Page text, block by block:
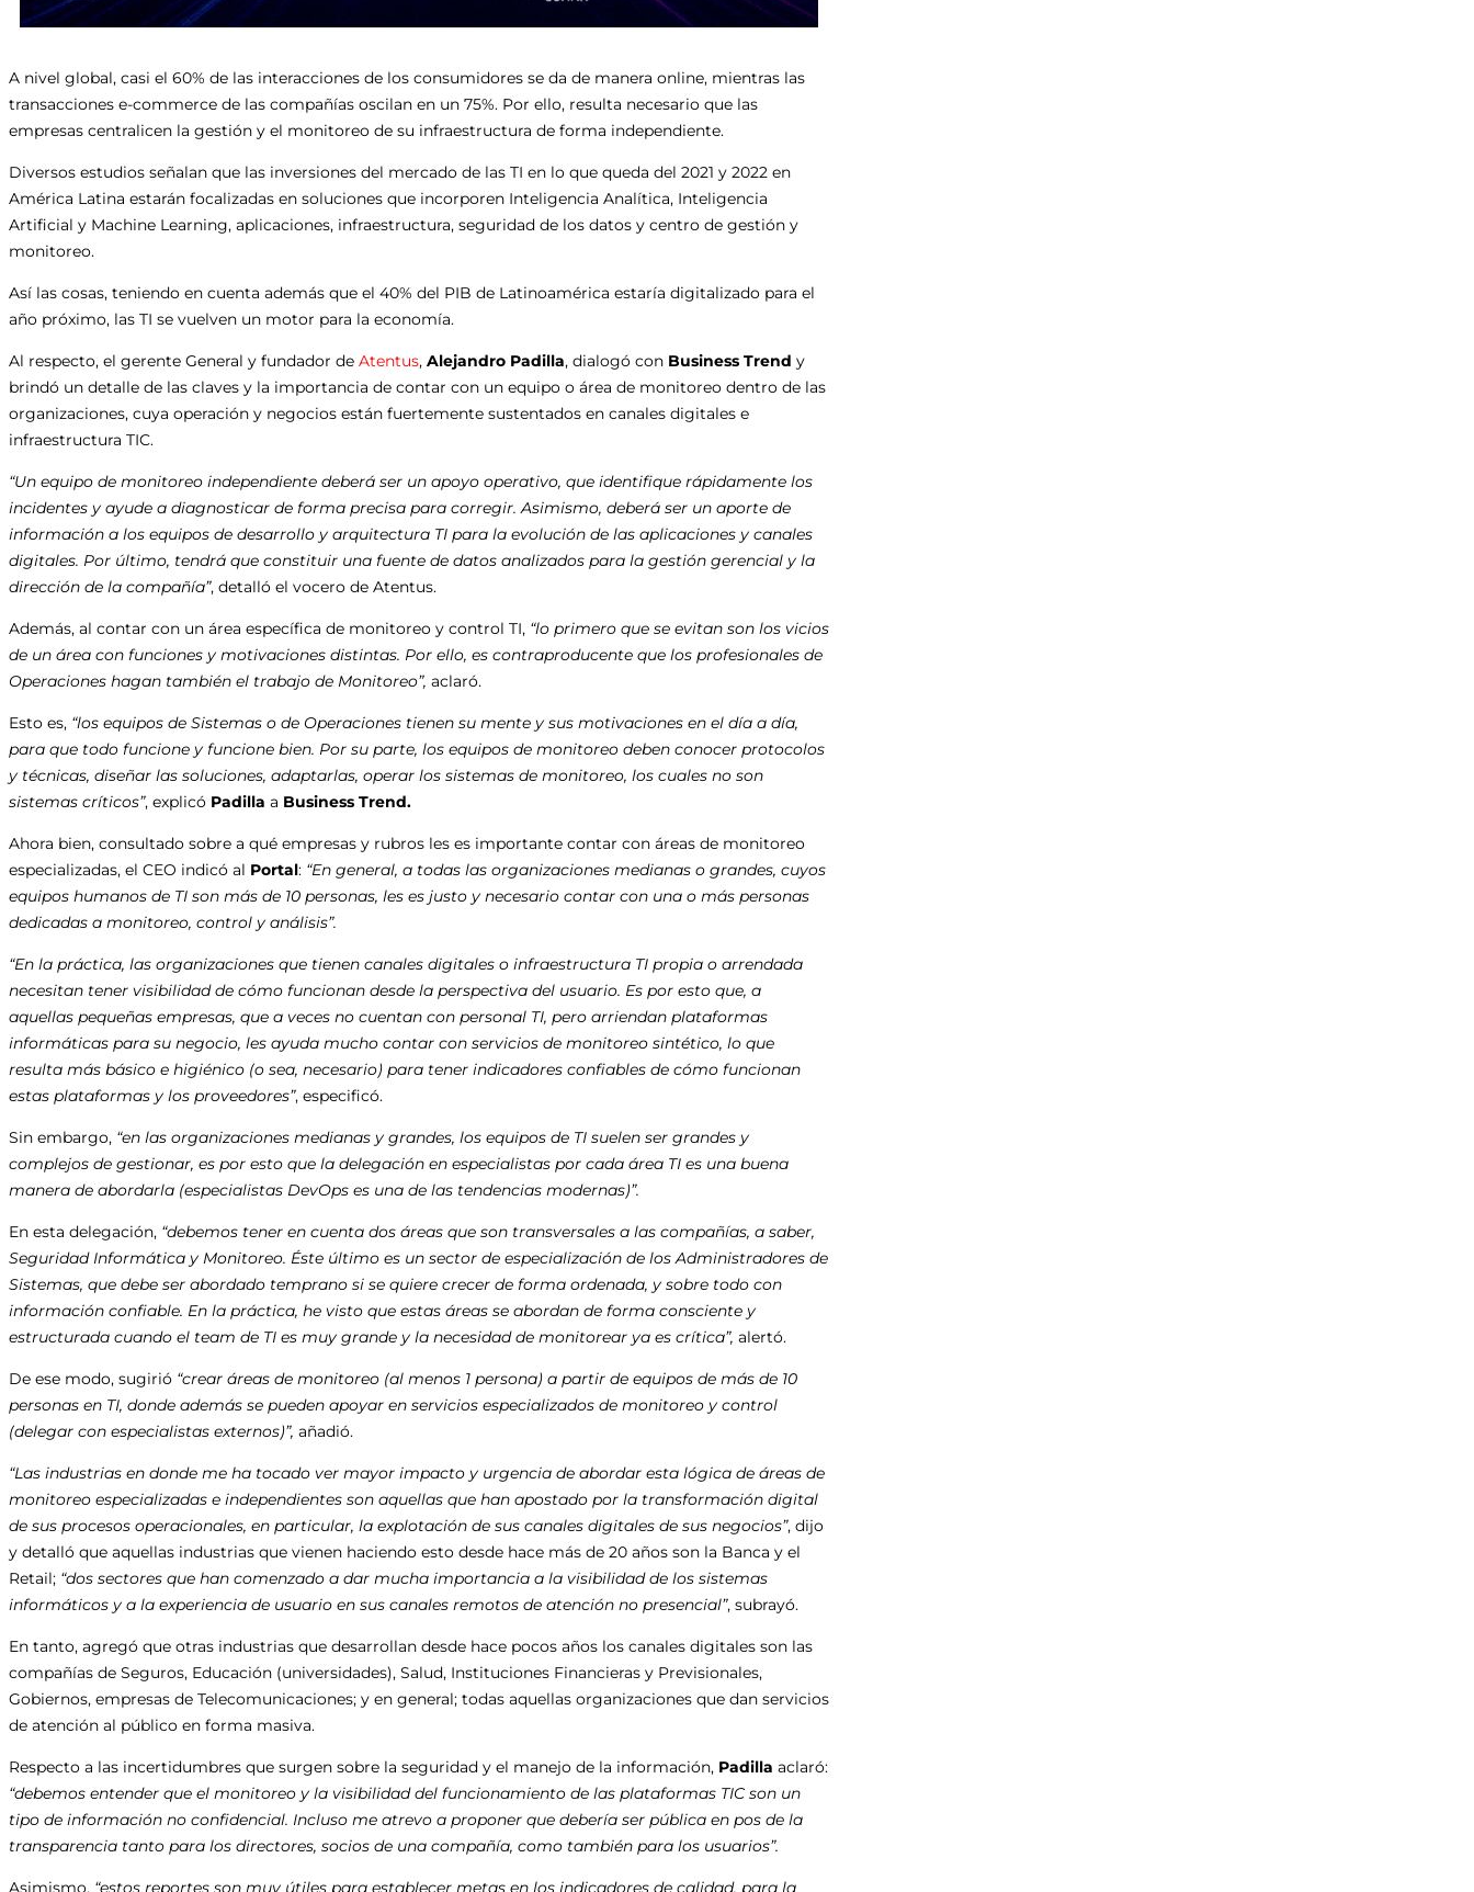
A nivel global, casi el 60% de las interacciones de los consumidores se da de manera online, mientras las
transacciones e-commerce de las compañías oscilan en un 75%. Por ello, resulta necesario que las
empresas centralicen la gestión y el monitoreo de su infraestructura de forma independiente.
Diversos estudios señalan que las inversiones del mercado de las TI en lo que queda del 2021 y 2022 en
América Latina estarán focalizadas en soluciones que incorporen Inteligencia Analítica, Inteligencia
Artificial y Machine Learning, aplicaciones, infraestructura, seguridad de los datos y centro de gestión y
monitoreo.
Así las cosas, teniendo en cuenta además que el 40% del PIB de Latinoamérica estaría digitalizado para el
año próximo, las TI se vuelven un motor para la economía.
Al respecto, el gerente General y fundador de Atentus, Alejandro Padilla, dialogó con Business Trend y
brindó un detalle de las claves y la importancia de contar con un equipo o área de monitoreo dentro de las
organizaciones, cuya operación y negocios están fuertemente sustentados en canales digitales e
infraestructura TIC.
“Un equipo de monitoreo independiente deberá ser un apoyo operativo, que identifique rápidamente los
incidentes y ayude a diagnosticar de forma precisa para corregir. Asimismo, deberá ser un aporte de
información a los equipos de desarrollo y arquitectura TI para la evolución de las aplicaciones y canales
digitales. Por último, tendrá que constituir una fuente de datos analizados para la gestión gerencial y la
dirección de la compañía”, detalló el vocero de Atentus.
Además, al contar con un área específica de monitoreo y control TI, “lo primero que se evitan son los vicios
de un área con funciones y motivaciones distintas. Por ello, es contraproducente que los profesionales de
Operaciones hagan también el trabajo de Monitoreo”, aclaró.
Esto es, “los equipos de Sistemas o de Operaciones tienen su mente y sus motivaciones en el día a día,
para que todo funcione y funcione bien. Por su parte, los equipos de monitoreo deben conocer protocolos
y técnicas, diseñar las soluciones, adaptarlas, operar los sistemas de monitoreo, los cuales no son
sistemas críticos”, explicó Padilla a Business Trend.
Ahora bien, consultado sobre a qué empresas y rubros les es importante contar con áreas de monitoreo
especializadas, el CEO indicó al Portal: “En general, a todas las organizaciones medianas o grandes, cuyos
equipos humanos de TI son más de 10 personas, les es justo y necesario contar con una o más personas
dedicadas a monitoreo, control y análisis”.
“En la práctica, las organizaciones que tienen canales digitales o infraestructura TI propia o arrendada
necesitan tener visibilidad de cómo funcionan desde la perspectiva del usuario. Es por esto que, a
aquellas pequeñas empresas, que a veces no cuentan con personal TI, pero arriendan plataformas
informáticas para su negocio, les ayuda mucho contar con servicios de monitoreo sintético, lo que
resulta más básico e higiénico (o sea, necesario) para tener indicadores confiables de cómo funcionan
estas plataformas y los proveedores”, especificó.
Sin embargo, “en las organizaciones medianas y grandes, los equipos de TI suelen ser grandes y
complejos de gestionar, es por esto que la delegación en especialistas por cada área TI es una buena
manera de abordarla (especialistas DevOps es una de las tendencias modernas)”.
En esta delegación, “debemos tener en cuenta dos áreas que son transversales a las compañías, a saber,
Seguridad Informática y Monitoreo. Éste último es un sector de especialización de los Administradores de
Sistemas, que debe ser abordado temprano si se quiere crecer de forma ordenada, y sobre todo con
información confiable. En la práctica, he visto que estas áreas se abordan de forma consciente y
estructurada cuando el team de TI es muy grande y la necesidad de monitorear ya es crítica”, alertó.
De ese modo, sugirió “crear áreas de monitoreo (al menos 1 persona) a partir de equipos de más de 10
personas en TI, donde además se pueden apoyar en servicios especializados de monitoreo y control
(delegar con especialistas externos)”, añadió.
“Las industrias en donde me ha tocado ver mayor impacto y urgencia de abordar esta lógica de áreas de
monitoreo especializadas e independientes son aquellas que han apostado por la transformación digital
de sus procesos operacionales, en particular, la explotación de sus canales digitales de sus negocios”, dijo
y detalló que aquellas industrias que vienen haciendo esto desde hace más de 20 años son la Banca y el
Retail; “dos sectores que han comenzado a dar mucha importancia a la visibilidad de los sistemas
informáticos y a la experiencia de usuario en sus canales remotos de atención no presencial”, subrayó.
En tanto, agregó que otras industrias que desarrollan desde hace pocos años los canales digitales son las
compañías de Seguros, Educación (universidades), Salud, Instituciones Financieras y Previsionales,
Gobiernos, empresas de Telecomunicaciones; y en general; todas aquellas organizaciones que dan servicios
de atención al público en forma masiva.
Respecto a las incertidumbres que surgen sobre la seguridad y el manejo de la información, Padilla aclaró:
“debemos entender que el monitoreo y la visibilidad del funcionamiento de las plataformas TIC son un
tipo de información no confidencial. Incluso me atrevo a proponer que debería ser pública en pos de la
transparencia tanto para los directores, socios de una compañía, como también para los usuarios”.
Asimismo, “estos reportes son muy útiles para establecer metas en los indicadores de calidad, para la